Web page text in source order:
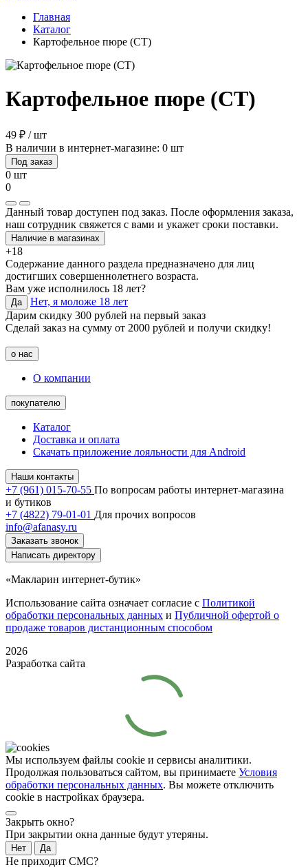
Главная
Каталог
Картофельное пюре (СТ)
Картофельное пюре (СТ)
49 ₽ / шт
В наличии в интернет-магазине: 0 шт
Под заказ
0 шт
0
Данный товар доступен под заказ. После оформления заказа,
наш сотрудник свяжется с вами и укажет сроки поставки.
Наличие в магазинах
+18
Содержание данного раздела предназначено для лиц
достигших совершеннолетнего возраста.
Вам уже исполнилось 18 лет?
Да
Нет, я моложе 18 лет
Дарим скидку 300 рублей на первый заказ
Сделай заказ на сумму от 2000 рублей и получи скидку!
о нас
О компании
покупателю
Каталог
Доставка и оплата
Скачать приложение лояльности для Android
Наши контакты
+7 (961) 015-70-55 По вопросам работы интернет-магазина
и бутиков
+7 (4822) 79-01-01 Для прочих вопросов
info@afanasy.ru
Заказать звонок
Написать директору
«Макларин интернет-бутик»
Использование сайта означает согласие с Политикой
обработки персональных данных и Публичной офертой о
продаже товаров дистанционным способом
2026
Разработка сайта
Мы используем файлы cookie и сервисы аналитики.
Продолжая пользоваться сайтом, вы принимаете Условия
обработки персональных данных. Вы можете отключить
cookie в настройках браузера.
Закрыть окно?
При закрытии окна данные будут утеряны.
Нет Да
Не приходит СМС?